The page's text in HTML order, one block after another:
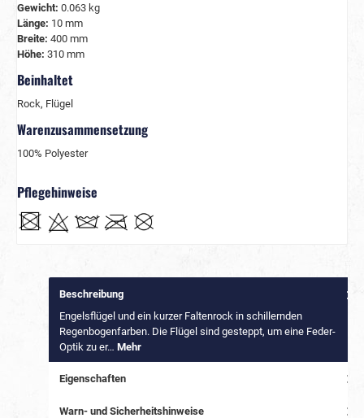
Gewicht: 0.063 kg
Länge: 10 mm
Breite: 400 mm
Höhe: 310 mm
Beinhaltet
Rock, Flügel
Warenzusammensetzung
100% Polyester
Pflegehinweise
Beschreibung
Engelsflügel und ein kurzer Faltenrock in schillernden
Regenbogenfarben. Die Flügel sind gesteppt, um eine Feder-
Optik zu er… Mehr
Eigenschaften
Warn- und Sicherheitshinweise